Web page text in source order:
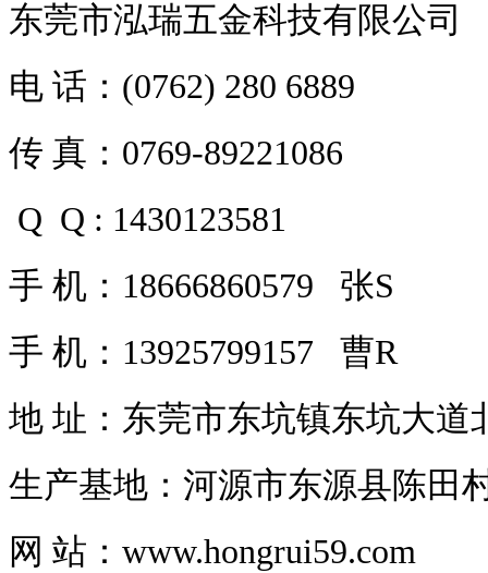
东莞市泓瑞五金科技有限公司
电 话：(0762) 280 6889
传 真：0769-89221086
Q Q : 1430123581
手 机：18666860579 张S
手 机：13925799157 曹R
地 址：东莞市东坑镇东坑大道
生产基地：河源市东源县陈田
网 站：www.hongrui59.com